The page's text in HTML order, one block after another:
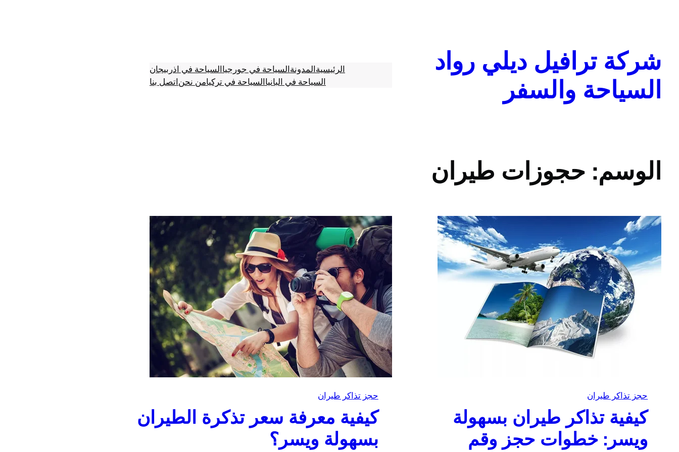
شركة ترافيل ديلي رواد
السياحة والسفر
الرئيسيةالمدونةالسياحة في جورجياالسياحة في اذربيجان
السياحة في البانياالسياحة في تركيامن نحناتصل بنا
الوسم: حجوزات طيران
حجز تذاكر طيران
كيفية تذاكر طيران بسهولة
ويسر: خطوات حجز وقم
حجز تذاكر طيران
كيفية معرفة سعر تذكرة الطيران
بسهولة ويسر؟